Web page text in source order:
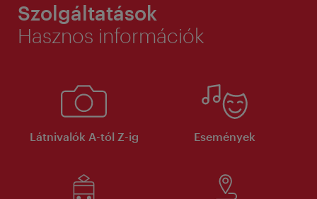
Szolgáltatások
Hasznos információk
Látnivalók A-tól Z-ig Események